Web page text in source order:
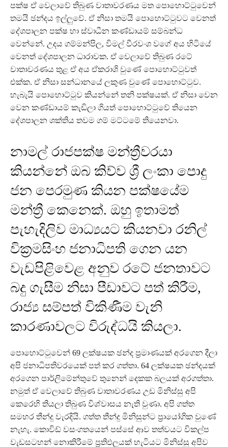
පක්ෂ ඒ වෙලාවේ තිබුණ වාතාවරණය මත පොහොට්ටුවෙන්
තමයි ඡන්දය ඉල්ලුවේ. ඒ නිසා තමයි පොහොට්ටුවට වෙනත්
දේශපාලන පක්ෂ හා ස්වාධීන කණ්ඩායම් සම්බන්ධ
වෙන්නේ. උදය ගම්මන්පිල, විමල් වීරවංශ වගේ අය හිටියේ
වෙනත් දේශපාලන ධාරාවක. ඒ වෙලාවේ තිබුණ රටේ
වාතාවරණය තුළ ඒ අය ඒකරාශි වුණේ පොහොට්ටුවත්
එක්ක. ඒ නිසා සන්ධානයේ ලකුණ වුණේ පොහොට්ටුව.
හැබැයි පොහොට්ටුව කියන්නේ තනි පක්ෂයක්. ඒ නිසා වෙන
වෙන කණ්ඩායම් කැඩිලා ගියත් පොහොට්ටුවේ තියෙන
දේශපාලන ශක්තිය තවම ගම් මට්ටමේ තියෙනවා.
නාමල් රාජපක්ෂ මන්ත්‍රීවරයා
කියන්නේ ඔබ කිව්ව ශ්‍රී ලංකා පොදු
ජන පෙරමුණ කියන පක්ෂයේම
මන්ත්‍රී කෙනෙක්. ඔහු ඉතාමත්
පැහැදිලිව මාධ්‍යයට කියනවා රනිල්
වික්‍රමසිංහ ජනාධිපති ගෙන යන
වැඩපිළිවෙළ අනුව රටේ ජනතාවට
බදු ගැසීම නිසා පීඩාවට පත් කිරීම,
රාජ්‍ය සම්පත් විකිණීම වැනි
කාරණාවලට විරුද්ධයි කියලා.
පොහොට්ටුවෙන් 69 ලක්ෂයක ඡන්ද ප්‍රමාණයක් අරගෙන දීලා
අපි ජනාධිපතිවරයෙක් පත් කර ගත්තා. 64 ලක්ෂයක ඡන්දයක්
අරගෙන පාර්ලිමේන්තුවේ තුනෙන් දෙකක බලයක් අරගත්තා.
නමුත් ඒ වෙලාවේ තිබුණ වාතාවරණය උඩ මිනිස්සු අපි
කෙරෙහි තියලා තිබුණ විශ්වාසය නැති වුණා. අපි ගත්ත
සමහර තීන්දු වැරදියි. ගත්ත තීන්දු මිනිසුන්ට ප්‍රායෝගික වුණේ
නැහැ. කොවිඩ් වසංගතයෙන් පස්සේ ආව තත්වයට විකල්ප
වැඩසටහන් නොකිරීමේ ප්‍රතිඵලයක් හැටියට මිනිස්සු අපිව